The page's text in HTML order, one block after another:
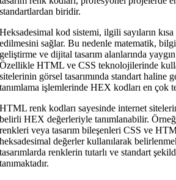
standartlardan biridir.
Heksadesimal kod sistemi, ilgili sayıların
edilmesini sağlar. Bu nedenle matematik,
geliştirme ve dijital tasarım alanlarında
Özellikle HTML ve CSS teknolojilerinde
sitelerinin görsel tasarımında standart haline
tanımlama işlemlerinde HEX kodları en çok
HTML renk kodları sayesinde internet
belirli HEX değerleriyle tanımlanabilir.
renkleri veya tasarım bileşenleri CSS ve
heksadesimal değerler kullanılarak
tasarımlarda renklerin tutarlı ve standart
tanımaktadır.